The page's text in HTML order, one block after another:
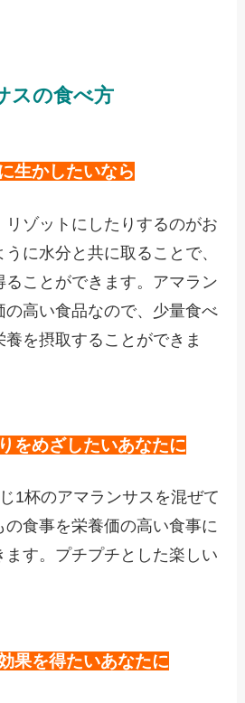
スの食べ方
生かしたいなら
リゾットにしたりするのがお
に水分と共に取ることで、
ることができます。アマラン
の高い食品なので、少量食べ
を摂取することができま
をめざしたいあなたに
1杯のアマランサスを混ぜて
食事を栄養価の高い食事に
ます。プチプチとした楽しい
果を得たいあなたに